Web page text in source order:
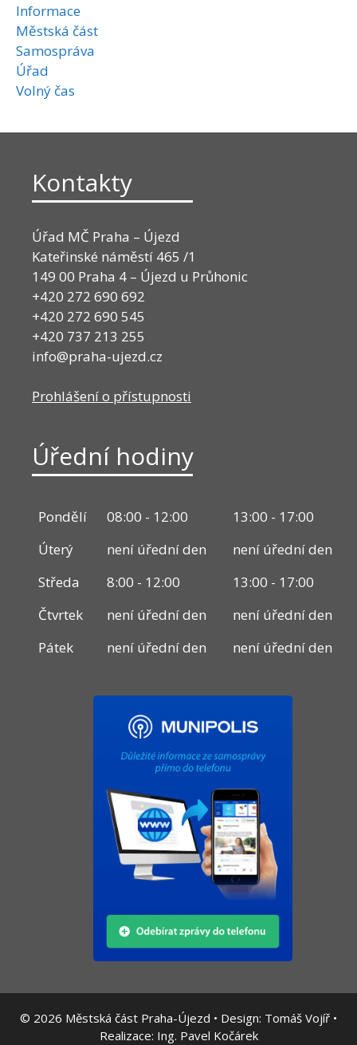
Informace
Městská část
Samospráva
Úřad
Volný čas
Kontakty
Úřad MČ Praha – Újezd
Kateřinské náměstí 465 /1
149 00 Praha 4 – Újezd u Průhonic
+420 272 690 692
+420 272 690 545
+420 737 213 255
info@praha-ujezd.cz
Prohlášení o přístupnosti
Úřední hodiny
Pondělí 08:00 - 12:00
13:00 - 17:00
Úterý
není úřední den
není úřední den
Středa
8:00 - 12:00
13:00 - 17:00
Čtvrtek
není úřední den
není úřední den
Pátek
není úřední den není úřední den
© 2026 Městská část Praha-Újezd • Design: Tomáš Vojíř •
Realizace: Ing. Pavel Kočárek